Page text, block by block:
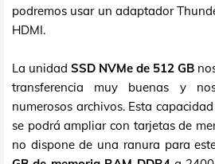
podremos usar un adaptador
HDMI.
La unidad SSD NVMe de 512 GB
transferencia muy buenas y
numerosos archivos. Esta
se podrá ampliar con tarjetas de
no dispone de una ranura para